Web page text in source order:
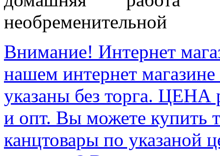
необременительной
Внимание! Интернет
нашем интернет
указаны без торга.
и опт. Вы можете купить
канцтовары по указаной